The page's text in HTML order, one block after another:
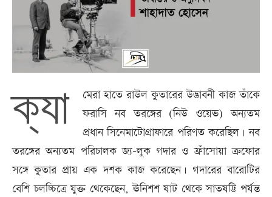
ক্যা
মেরা হাতে রাউল কুতারের উদ্ভাবনী কাজ তাঁকে
ফরাসি নব তরঙ্গের (নিউ ওয়েভ) অন্যতম
প্রধান সিনেমাটোগ্রাফারে পরিণত করেছিল। নব
তরঙ্গের অন্যতম পরিচালক জ্য-লুক গদার ও ফ্রাঁসোয়া ত্রুফোর
সঙ্গে কুতার প্রায় এক দশক কাজ করেছেন। গদারের বারোটির
বেশি চলচ্চিত্রে যুক্ত থেকেছেন, ঊনিশশ ষাট থেকে সাতষট্টি পর্যন্ত